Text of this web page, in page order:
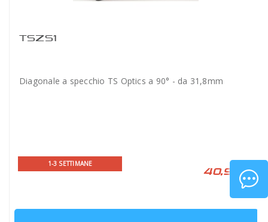
TSZS1
Diagonale a specchio TS Optics a 90° - da 31,8mm
1-3 SETTIMANE
40,90 €